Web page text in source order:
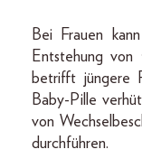
Bei Frauen
Entstehung von
betrifft jüngere
Baby-Pille
von
durchführen.